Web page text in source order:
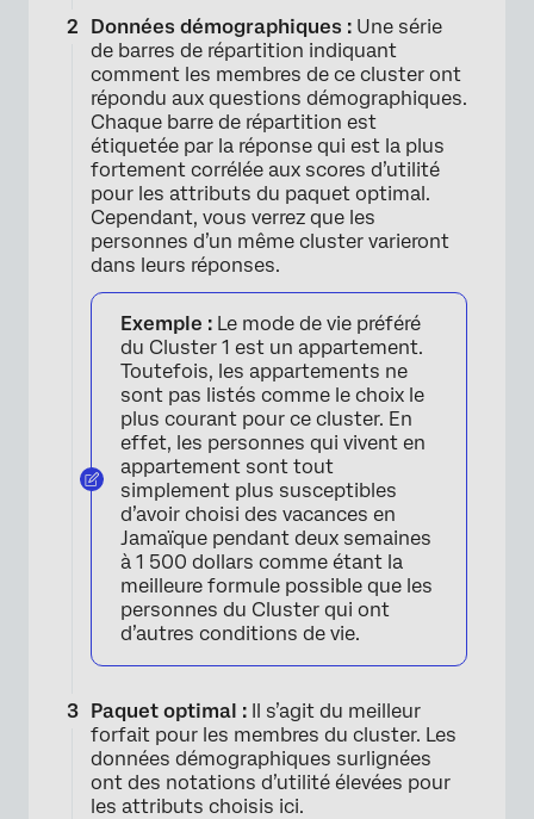
Données démographiques : Une série
de barres de répartition indiquant
comment les membres de ce cluster ont
répondu aux questions démographiques.
Chaque barre de répartition est
étiquetée par la réponse qui est la plus
fortement corrélée aux scores d’utilité
pour les attributs du paquet optimal.
Cependant, vous verrez que les
personnes d’un même cluster varieront
dans leurs réponses.
Exemple : Le mode de vie préféré
du Cluster 1 est un appartement.
Toutefois, les appartements ne
sont pas listés comme le choix le
plus courant pour ce cluster. En
effet, les personnes qui vivent en
appartement sont tout
simplement plus susceptibles
d’avoir choisi des vacances en
Jamaïque pendant deux semaines
à 1 500 dollars comme étant la
meilleure formule possible que les
personnes du Cluster qui ont
d’autres conditions de vie.
Paquet optimal : Il s’agit du meilleur
forfait pour les membres du cluster. Les
données démographiques surlignées
ont des notations d’utilité élevées pour
les attributs choisis ici.